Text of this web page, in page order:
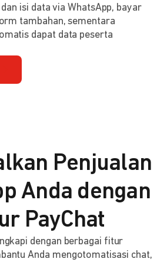
isi data via WhatsApp, bayar
tambahan, sementara
dapat data peserta
Penjualan
Anda dengan
PayChat
dengan berbagai fitur
Anda mengotomatisasi chat,